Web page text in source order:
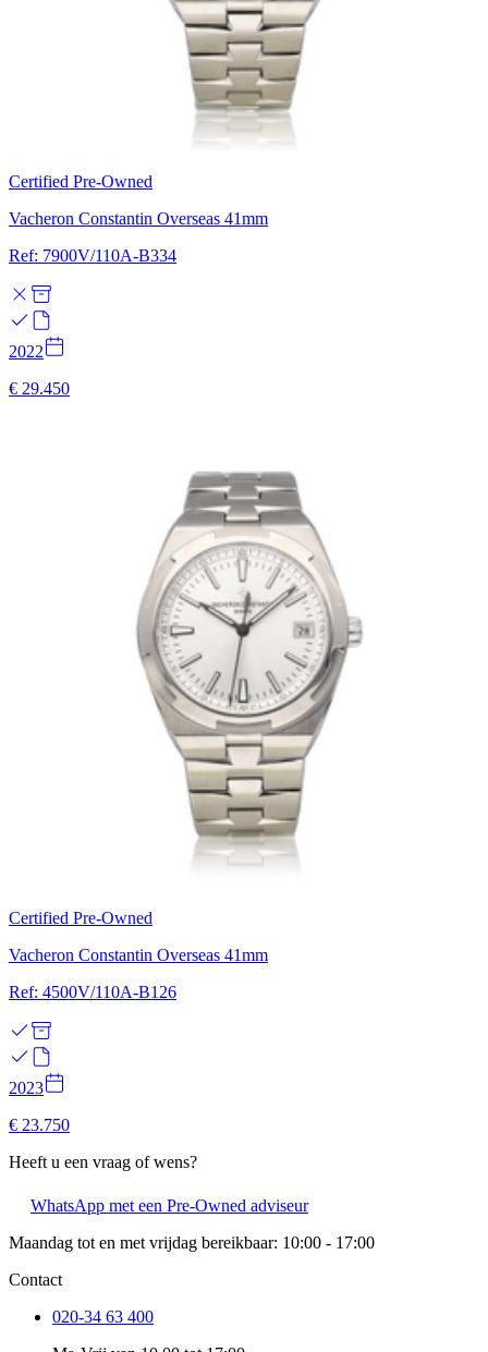
Certified Pre-Owned
Vacheron Constantin Overseas 41mm
Ref: 7900V/110A-B334
2022
€ 29.450
Certified Pre-Owned
Vacheron Constantin Overseas 41mm
Ref: 4500V/110A-B126
2023
€ 23.750
Heeft u een vraag of wens?
WhatsApp met een Pre-Owned adviseur
Maandag tot en met vrijdag bereikbaar: 10:00 - 17:00
Contact
020-34 63 400